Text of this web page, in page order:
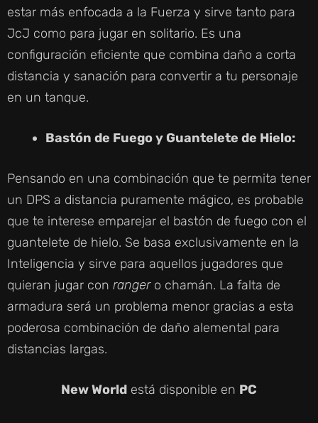
estar más enfocada a la Fuerza y sirve tanto para
JcJ como para jugar en solitario. Es una
configuración eficiente que combina daño a corta
distancia y sanación para convertir a tu personaje
en un tanque.
Bastón de Fuego y Guantelete de Hielo:
Pensando en una combinación que te permita tener
un DPS a distancia puramente mágico, es probable
que te interese emparejar el bastón de fuego con el
guantelete de hielo. Se basa exclusivamente en la
Inteligencia y sirve para aquellos jugadores que
quieran jugar con ranger o chamán. La falta de
armadura será un problema menor gracias a esta
poderosa combinación de daño alemental para
distancias largas.
New World está disponible en PC